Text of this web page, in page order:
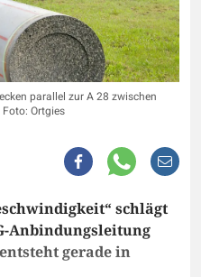
parallel zur A 28 zwischen
Ortgies
schlägt
Anbindungsleitung
gerade in